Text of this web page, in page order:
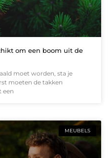
om een boom uit de
moet worden, sta je
moeten de takken
een
MEUBELS